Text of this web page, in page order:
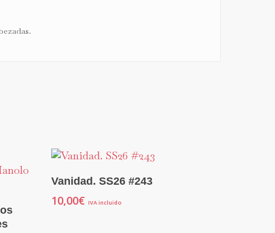
Seleccionar Opciones
Vanidad. SS26 #243
10,00€ IVA incluido